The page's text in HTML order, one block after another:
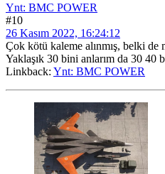
Ynt: BMC POWER
#10
26 Kasım 2022, 16:24:12
Çok kötü kaleme alınmış, belki de
Yaklaşık 30 bini anlarım da 30 40
Linkback: Ynt: BMC POWER